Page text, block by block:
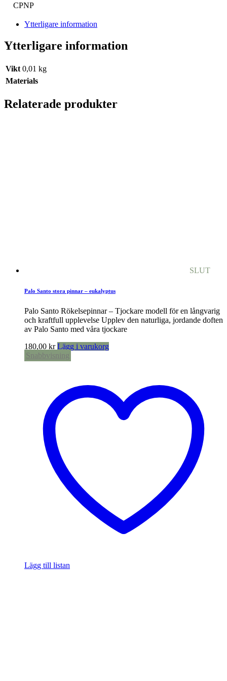
CPNP
Ytterligare information
Ytterligare information
Vikt 0,01 kg
Materials
Relaterade produkter
SLUT
Palo Santo stora pinnar – eukalyptus
Palo Santo Rökelsepinnar – Tjockare modell för en långvarig
och kraftfull upplevelse Upplev den naturliga, jordande doften
av Palo Santo med våra tjockare
180,00 kr Lägg i varukorg
Snabbvisning
Lägg till listan